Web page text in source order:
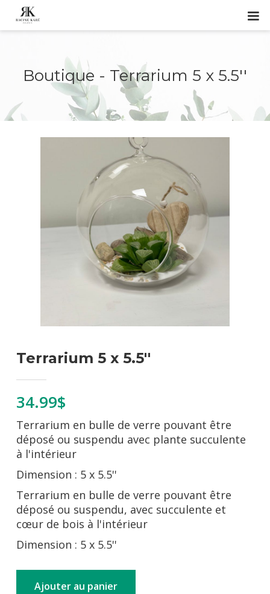
Boutique - Terrarium 5 x 5.5''
Terrarium 5 x 5.5''
34.99$
Terrarium en bulle de verre pouvant être
déposé ou suspendu avec plante succulente
à l'intérieur
Dimension : 5 x 5.5''
Terrarium en bulle de verre pouvant être
déposé ou suspendu, avec succulente et
cœur de bois à l'intérieur
Dimension : 5 x 5.5''
Ajouter au panier